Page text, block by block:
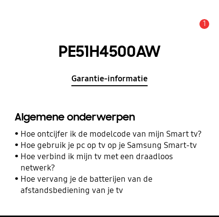
1
PE51H4500AW
Garantie-informatie
Algemene onderwerpen
Hoe ontcijfer ik de modelcode van mijn Smart tv?
Hoe gebruik je pc op tv op je Samsung Smart-tv
Hoe verbind ik mijn tv met een draadloos
netwerk?
Hoe vervang je de batterijen van de
afstandsbediening van je tv